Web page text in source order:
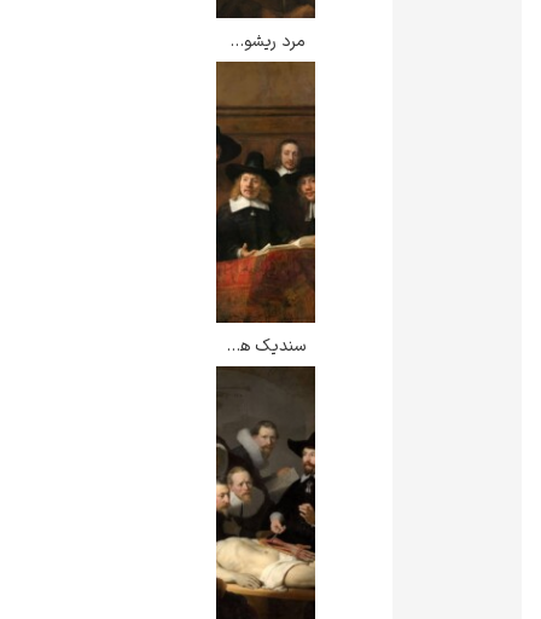
مرد ریشو با کلاه – رامبرانت
سندیک ها – رامبرانت